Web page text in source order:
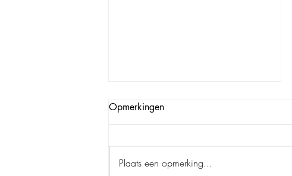
Ladies Tweedaagse
Opmerkingen
Plaats een opmerking...